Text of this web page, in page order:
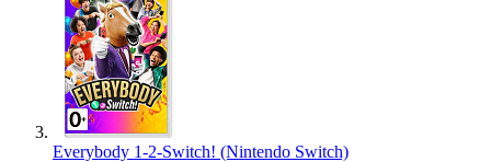
Everybody 1-2-Switch! (Nintendo Switch)